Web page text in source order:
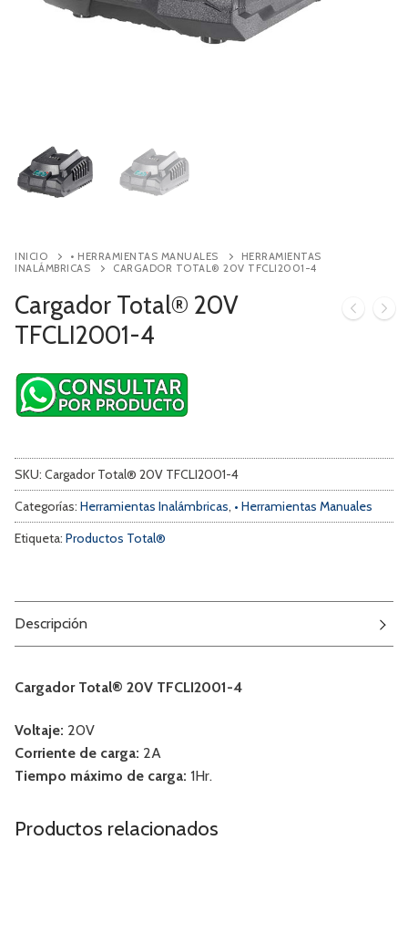
Contacto
INICIO • HERRAMIENTAS MANUALES
HERRAMIENTAS
INALÁMBRICAS
CARGADOR TOTAL® 20V TFCLI2001-4
Cargador Total® 20V
TFCLI2001-4
SKU: Cargador Total® 20V TFCLI2001-4
Categorías: Herramientas Inalámbricas, • Herramientas Manuales
Etiqueta: Productos Total®
Descripción
Cargador Total® 20V TFCLI2001-4
Voltaje: 20V
Corriente de carga: 2A
Tiempo máximo de carga: 1Hr.
Productos relacionados